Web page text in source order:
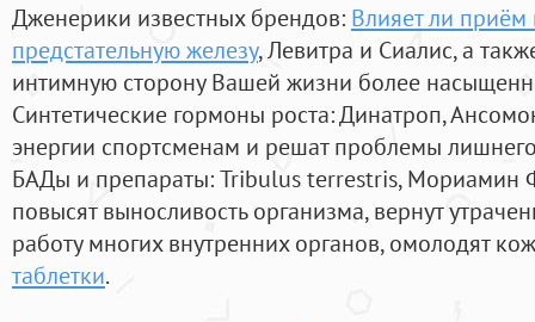
Дженерики известных брендов: Влияет ли приём
предстательную железу, Левитра и Сиалис, а
интимную сторону Вашей жизни более
Синтетические гормоны роста: Динатроп,
энергии спортсменам и решат проблемы
БАДы и препараты:Tribulus terrestris, Мориамин
повысят выносливость организма, вернут
работу многих внутренних органов, омолодят
таблетки.